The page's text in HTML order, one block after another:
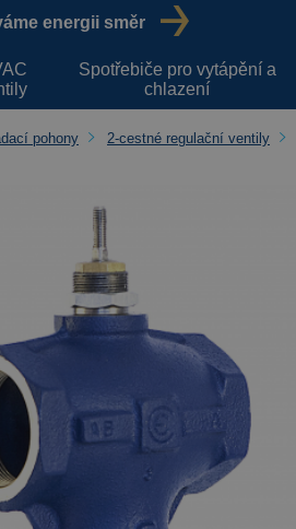
energii směr
Spotřebiče pro vytápění a
chlazení
pohony 2-cestné regulační ventily